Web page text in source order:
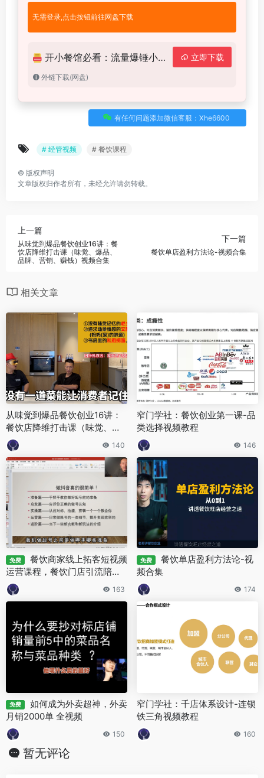
无需登录,点击按钮前往网盘下载
开小餐馆必看：流量爆锤小餐饮进修课程 立即下载
外链下载(网盘)
有任何问题添加微信客服：Xhe6600
# 经管视频 # 餐饮课程
© 版权声明
文章版权归作者所有，未经允许请勿转载。
上一篇
从味觉到爆品餐饮创业16讲：餐
饮店降维打击课（味觉、爆品、
品牌、营销、赚钱）视频合集
下一篇
餐饮单店盈利方法论-视频合集
相关文章
从味觉到爆品餐饮创业16讲：
餐饮店降维打击课（味觉、爆
品、品牌、营销、赚钱）视频
合集
140
窄门学社：餐饮创业第一课-品
类选择视频教程
146
免费
餐饮商家线上拓客短视频
运营课程，餐饮门店引流陪跑
课
163
免费
餐饮单店盈利方法论-视
频合集
174
免费
如何成为外卖超神，外卖
月销2000单 全视频
150
窄门学社：千店体系设计-连锁
铁三角视频教程
160
暂无评论